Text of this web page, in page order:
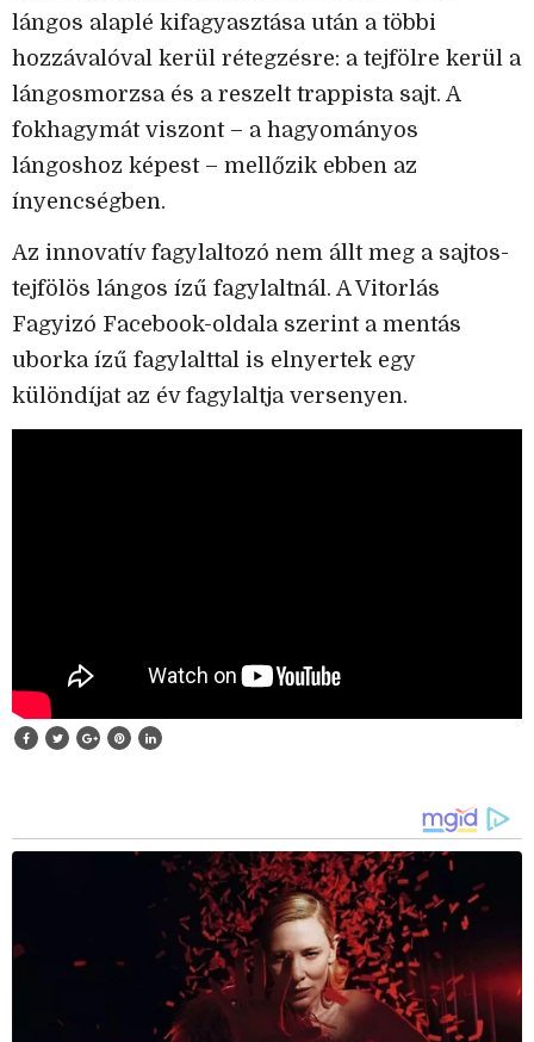
lángos alaplé kifagyasztása után a többi
hozzávalóval kerül rétegzésre: a tejfölre kerül a
lángosmorzsa és a reszelt trappista sajt. A
fokhagymát viszont – a hagyományos
lángoshoz képest – mellőzik ebben az
ínyencségben.
Az innovatív fagylaltozó nem állt meg a sajtos-
tejfölös lángos ízű fagylaltnál. A Vitorlás
Fagyizó Facebook-oldala szerint a mentás
uborka ízű fagylalttal is elnyertek egy
különdíjat az év fagylaltja versenyen.